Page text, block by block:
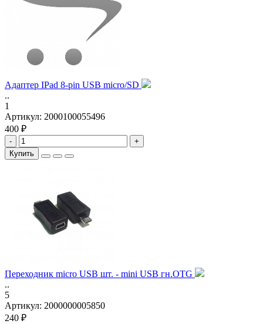
Адаптер IPad 8-pin USB micro/SD
..
1
Артикул: 2000100055496
400 ₽
-
+
Купить
Переходник micro USB шт. - mini USB гн.OTG
..
5
Артикул: 2000000005850
240 ₽